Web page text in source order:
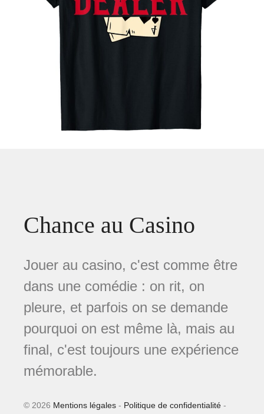
Chance au Casino
Jouer au casino, c'est comme être
dans une comédie : on rit, on
pleure, et parfois on se demande
pourquoi on est même là, mais au
final, c'est toujours une expérience
mémorable.
© 2026 Mentions légales - Politique de confidentialité -